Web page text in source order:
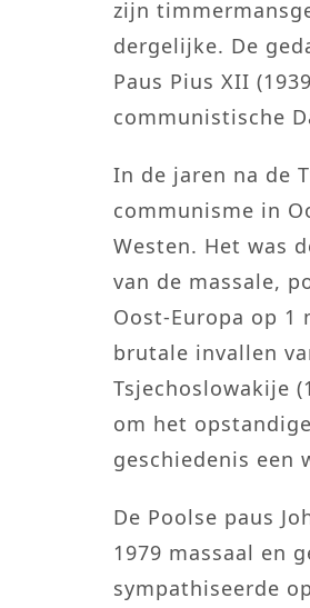
zijn
dergelijke. De
Paus Pius XII
communistische
In de jaren na de
communisme in
Westen. Het was
van de massale,
Oost-Europa op 1
brutale invallen
Tsjechoslowakije
om het
geschiedenis een
De Poolse paus
1979 massaal en
sympathiseerde